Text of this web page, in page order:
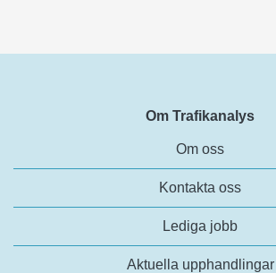
Om Trafikanalys
Om oss
Kontakta oss
Lediga jobb
Aktuella upphandlingar